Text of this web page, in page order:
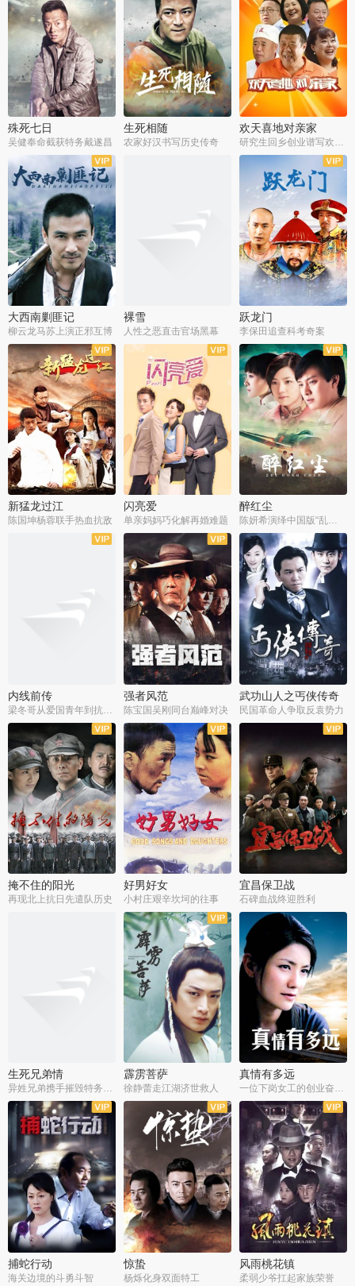
殊死七日
吴健奉命截获特务戴遂昌
生死相随
农家好汉书写历史传奇
欢天喜地对亲家
大西南剿匪记
柳云龙马苏上演正邪互博
裸雪
人性之恶直击官场黑幕
全30集
跃龙门
李保田追查科考奇案
全36集
新猛龙过江
陈国坤杨蓉联手热血抗敌
全37集
闪亮爱
单亲妈妈巧化解再婚难题
全30集
醉红尘
陈妍希演绎中国版“乱世佳人”
内线前传
全30集
强者风范
陈宝国吴刚同台巅峰对决
全30集
武功山人之丐侠传奇
民国革命人争取反袁势力
全38集
掩不住的阳光
再现北上抗日先遣队历史
全9集
好男好女
小村庄艰辛坎坷的往事
全35集
宜昌保卫战
石碑血战终迎胜利
生死兄弟情
异姓兄弟携手摧毁特务阴谋
全40集
霹雳菩萨
徐静蕾走江湖济世救人
全25集
真情有多远
一位下岗女工的创业奋斗史
全22集
捕蛇行动
海关边境的斗勇斗智
全39集
惊蛰
杨烁化身双面特工
全36集
风雨桃花镇
柔弱少爷扛起家族荣誉